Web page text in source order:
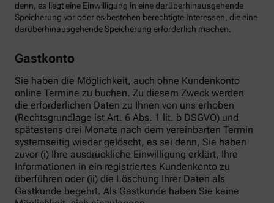
denn, es liegt eine Einwilligung in eine darüberhinausgehende
Speicherung vor oder es bestehen berechtigte Interessen, die eine
darüberhinausgehende Speicherung erforderlich machen.
Gastkonto
Sie haben die Möglichkeit, auch ohne Kundenkonto
online Termine zu buchen. Zu diesem Zweck werden
die erforderlichen Daten zu Ihnen von uns erhoben
(Rechtsgrundlage ist Art. 6 Abs. 1 lit. b DSGVO) und
spätestens drei Monate nach dem vereinbarten Termin
systemseitig wieder gelöscht, es sei denn, Sie haben
zuvor (i) Ihre ausdrückliche Einwilligung erklärt, Ihre
Informationen in ein registriertes Kundenkonto zu
überführen oder (ii) die Löschung Ihrer Daten als
Gastkunde begehrt. Als Gastkunde haben Sie keine